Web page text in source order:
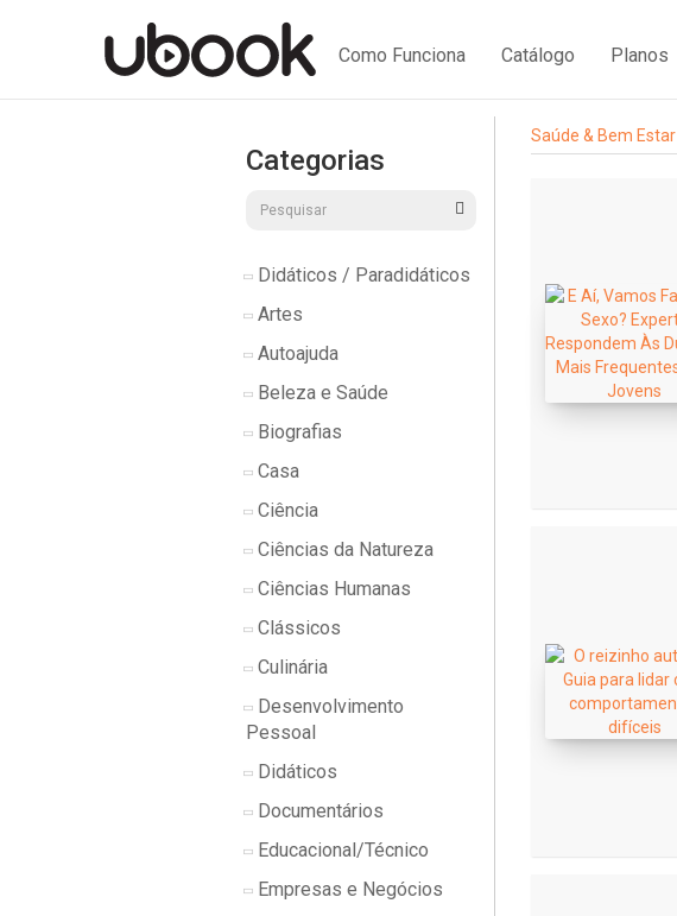
Como Funciona Catálogo Planos
Categorias
Didáticos / Paradidáticos
Artes
Autoajuda
Beleza e Saúde
Biografias
Casa
Ciência
Ciências da Natureza
Ciências Humanas
Clássicos
Culinária
Desenvolvimento
Pessoal
Didáticos
Documentários
Educacional/Técnico
Empresas e Negócios
Saúde & Bem Estar